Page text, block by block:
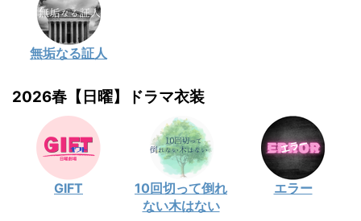
無垢なる証人
2026春【日曜】ドラマ衣装
GIFT
10回切って倒れ
ない木はない
エラー